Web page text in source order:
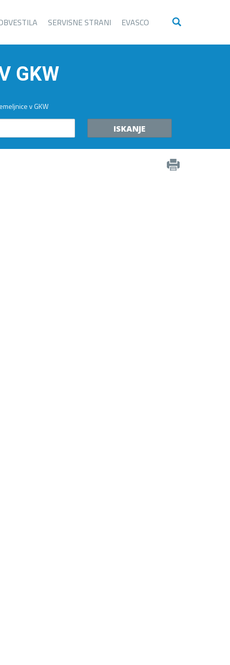
SERVISNE STRANI EVASCO
GKW
v GKW
ISKANJE